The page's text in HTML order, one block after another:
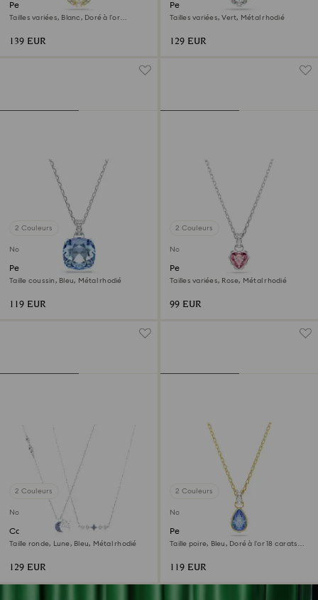
Pendentif Una Angelic
Tailles variées, Blanc, Doré à l’or
139 EUR
Pendentif Una Angelic
Tailles variées, Vert, Métal rhodié
129 EUR
2 Couleurs
Nouveau
Pendentif Millenia
Taille coussin, Bleu, Métal rhodié
119 EUR
2 Couleurs
Nouveau
Pendentif Chroma
Tailles variées, Rose, Métal rhodié
99 EUR
2 Couleurs
Nouveau
Collier Symbolica
Taille ronde, Lune, Bleu, Métal rhodié
129 EUR
2 Couleurs
Nouveau
Pendentif Chroma
Taille poire, Bleu, Doré à l’or 18 carats
119 EUR